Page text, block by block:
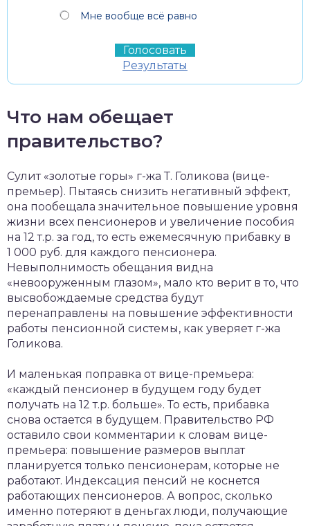
Мне вообще всё равно
Результаты
Что нам обещает
правительство?
Сулит «золотые горы» г-жа Т. Голикова (вице-
премьер). Пытаясь снизить негативный эффект,
она пообещала значительное повышение уровня
жизни всех пенсионеров и увеличение пособия
на 12 т.р. за год, то есть ежемесячную прибавку в
1 000 руб. для каждого пенсионера.
Невыполнимость обещания видна
«невооруженным глазом», мало кто верит в то, что
высвобождаемые средства будут
перенаправлены на повышение эффективности
работы пенсионной системы, как уверяет г-жа
Голикова.
И маленькая поправка от вице-премьера:
«каждый пенсионер в будущем году будет
получать на 12 т.р. больше». То есть, прибавка
снова остается в будущем. Правительство РФ
оставило свои комментарии к словам вице-
премьера: повышение размеров выплат
планируется только пенсионерам, которые не
работают. Индексация пенсий не коснется
работающих пенсионеров. А вопрос, сколько
именно потеряют в деньгах люди, получающие